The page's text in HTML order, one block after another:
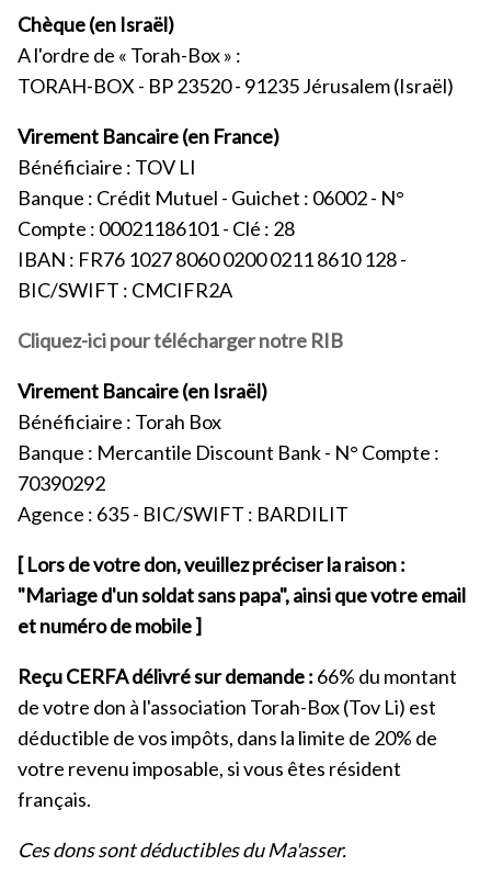
Chèque (en Israël)
A l'ordre de « Torah-Box » :
TORAH-BOX - BP 23520 - 91235 Jérusalem (Israël)
Virement Bancaire (en France)
Bénéficiaire : TOV LI
Banque : Crédit Mutuel - Guichet : 06002 - N°
Compte : 00021186101 - Clé : 28
IBAN : FR76 1027 8060 0200 0211 8610 128 -
BIC/SWIFT : CMCIFR2A
Cliquez-ici pour télécharger notre RIB
Virement Bancaire (en Israël)
Bénéficiaire : Torah Box
Banque : Mercantile Discount Bank - N° Compte :
70390292
Agence : 635 - BIC/SWIFT : BARDILIT
[ Lors de votre don, veuillez préciser la raison :
"Mariage d'un soldat sans papa", ainsi que votre email
et numéro de mobile ]
Reçu CERFA délivré sur demande : 66% du montant
de votre don à l'association Torah-Box (Tov Li) est
déductible de vos impôts, dans la limite de 20% de
votre revenu imposable, si vous êtes résident
français.
Ces dons sont déductibles du Ma'asser.